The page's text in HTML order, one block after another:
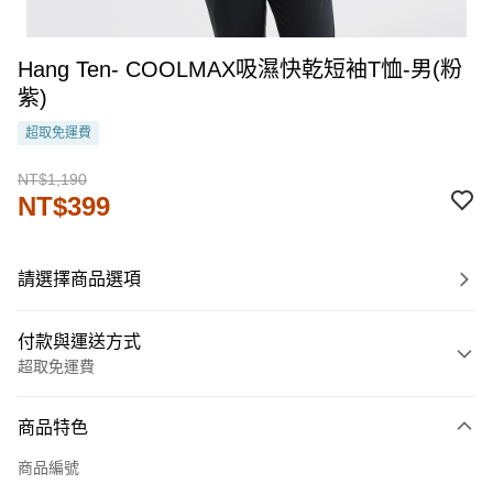
Hang Ten- COOLMAX吸濕快乾短袖T恤-男(粉
紫)
超取免運費
NT$1,190
NT$399
請選擇商品選項
付款與運送方式
超取免運費
信用卡一次付款
商品特色
商品編號